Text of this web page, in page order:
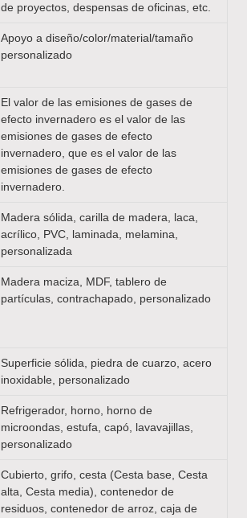
de proyectos, despensas de oficinas, etc.
Apoyo a diseño/color/material/tamaño
personalizado
El valor de las emisiones de gases de
efecto invernadero es el valor de las
emisiones de gases de efecto
invernadero, que es el valor de las
emisiones de gases de efecto
invernadero.
Madera sólida, carilla de madera, laca,
acrílico, PVC, laminada, melamina,
personalizada
Madera maciza, MDF, tablero de
partículas, contrachapado, personalizado
Superficie sólida, piedra de cuarzo, acero
inoxidable, personalizado
Refrigerador, horno, horno de
microondas, estufa, capó, lavavajillas,
personalizado
Cubierto, grifo, cesta (Cesta base, Cesta
alta, Cesta media), contenedor de
residuos, contenedor de arroz, caja de